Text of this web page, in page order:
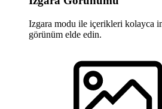
Izgara modu ile içerikleri kolayca
görünüm elde edin.